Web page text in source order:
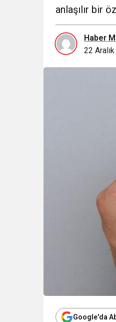
anlaşılır bir
Haber
22
Google'da